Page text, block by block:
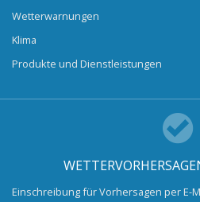
Wetterwarnungen
Klima
Produkte und Dienstleistungen
Einschreibung für Vorhersagen per E-